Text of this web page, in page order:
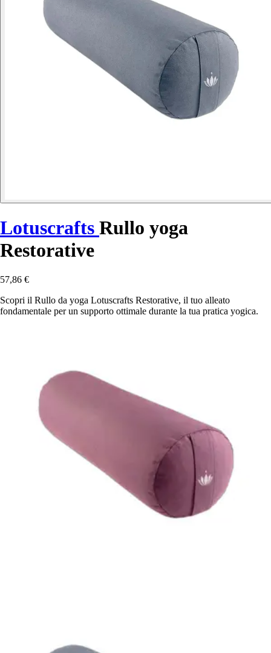
Lotuscrafts Rullo yoga
Restorative
57,86 €
Scopri il Rullo da yoga Lotuscrafts Restorative, il tuo alleato
fondamentale per un supporto ottimale durante la tua pratica yogica.